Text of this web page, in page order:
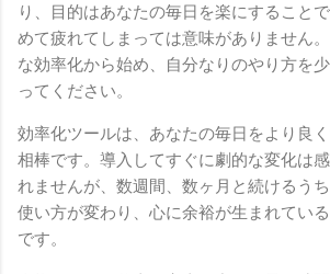
り、目的はあなたの毎日を楽にすること
めて疲れてしまっては意味がありません
な効率化から始め、自分なりのやり方を
ってください。
効率化ツールは、あなたの毎日をより良
相棒です。導入してすぐに劇的な変化は
れませんが、数週間、数ヶ月と続けるう
使い方が変わり、心に余裕が生まれてい
です。